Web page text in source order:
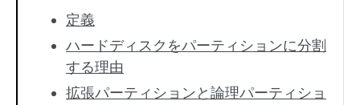
定義
ハードディスクをパーティションに分割
する理由
拡張パーティションと論理パーティショ